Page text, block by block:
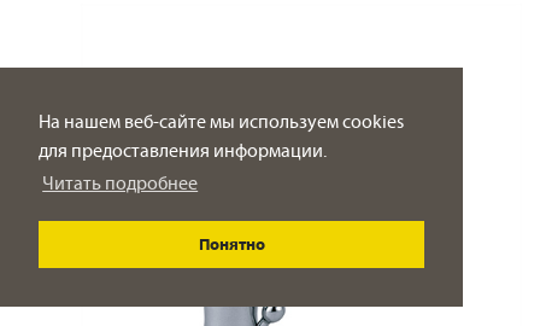
На нашем веб-сайте мы используем cookies
для предоставления информации.
Читать подробнее
Понятно